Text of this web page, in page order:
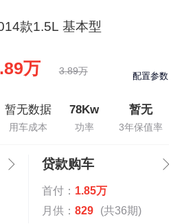
款1.5L 基本型
万 3.89万 配置参数
暂无数据
用车成本
78Kw
功率
暂无
3年保值率
贷款购车
首付： 1.85万
月供： 829 (共36期)